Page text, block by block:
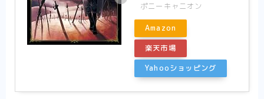
ポニーキャニオン
Amazon
楽天市場
Yahooショッピング